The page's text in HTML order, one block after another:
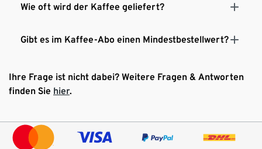
Wie oft wird der Kaffee geliefert?
Gibt es im Kaffee-Abo einen Mindestbestellwert?
Ihre Frage ist nicht dabei? Weitere Fragen & Antworten
finden Sie hier.